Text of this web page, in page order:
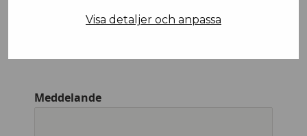
Visa detaljer och anpassa
Företagsnamn
Meddelande